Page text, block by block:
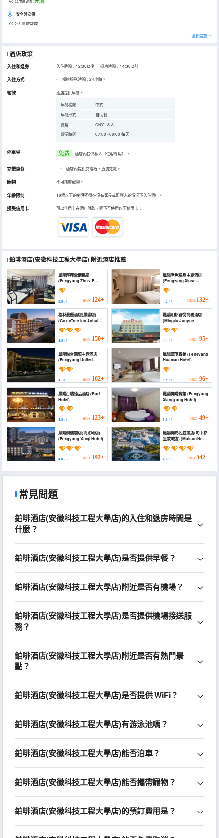
公用區wifi
安全與安保
公共區域監控
全部設施
酒店政策
入住和退房 入住時間：12:00以後 退房時間：14:30以前
入住方式 櫃枱服務時間：24小時。
餐飲 酒店提供早餐。
早餐種類
中式
早餐形式
自助餐
費用
CNY 18/人
營業時間
07:00 - 09:00 每天
停車場 免费 酒店內提供私人（住客專用） 。
充電車位 • 酒店內提供充電樁，直流充電。
寵物 不可攜帶寵物。
年齡限制 18歲以下的房客不得在沒有家長或監護人的情況下入住酒店。
接受信用卡 可以信用卡在酒店付款，閣下可使用以下信用卡：
鉑啡酒店(安徽科技工程大學店) 附近酒店推薦
鳳陽逐鹿電競民宿
(Fengyang Zhulv E-
sports Homestay)
3.9 / 5 HKD 124+
鳳陽秀色精品主題酒店
(Fengyang Xiuse
Boutique Theme Hotel)
4.2/ 5 HKD 132+
格林漫優酒店(鳳陽店)
(GreenTree Inn Anhui
Chuzhou Fengyang
Huangcheng Business
Hotel)
4.8 / 5 HKD 150+
鳳陽明都君悅商務酒店
(Mingdu Junyue
Business Hotel)
4.4/ 5 HKD 95+
鳳陽聯合國際主題酒店
(Fengyang United
Fashion Theme Hotel)
4 / 5 HKD 102+
鳳陽華茂賓館 (Fengyang
Huamao Hotel)
4.7/ 5 HKD 96+
鳳陽百瑞臻品酒店 (Bari
Hotel)
4.5 / 5 HKD 123+
鳳陽向陽賓館 (Fengyang
Xiangyang Hotel)
1.9/ 5 HKD 49+
鳳陽桐棲酒店(商貿城店)
(Fengyang Yanqi Hotel)
4.8 / 5 HKD 192+
鳳陽開元名庭酒店(明中都
皇故城店) (Maison New
Century Hotel
Fengyang)
4.6/ 5 HKD 342+
常見問題
鉑啡酒店(安徽科技工程大學店)的入住和退房時間是
什麼？
鉑啡酒店(安徽科技工程大學店)是否提供早餐？
鉑啡酒店(安徽科技工程大學店)附近是否有機場？
鉑啡酒店(安徽科技工程大學店)是否提供機場接送服
務？
鉑啡酒店(安徽科技工程大學店)附近是否有熱門景
點？
鉑啡酒店(安徽科技工程大學店)是否提供 WiFi？
鉑啡酒店(安徽科技工程大學店)有游泳池嗎？
鉑啡酒店(安徽科技工程大學店)能否泊車？
鉑啡酒店(安徽科技工程大學店)能否攜帶寵物？
鉑啡酒店(安徽科技工程大學店)的預訂費用是？